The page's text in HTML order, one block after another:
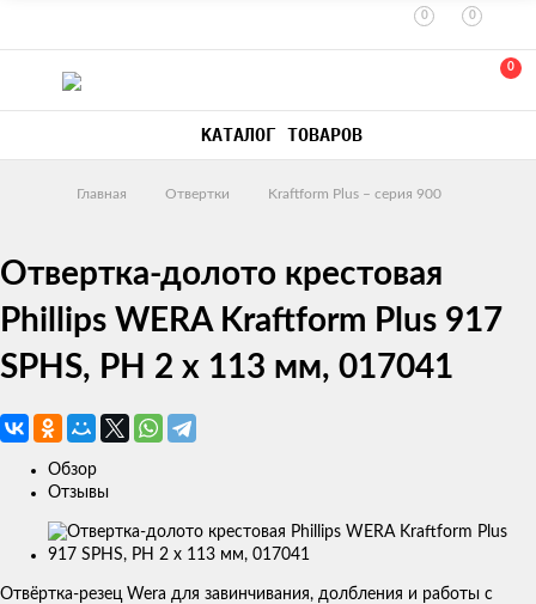
0 0
0
КАТАЛОГ ТОВАРОВ
Главная Отвертки Kraftform Plus – серия 900
Отвертка-долото крестовая
Phillips WERA Kraftform Plus 917
SPHS, PH 2 x 113 мм, 017041
Обзор
Отзывы
Изображения
Отвёртка-резец Wera для завинчивания, долбления и работы с